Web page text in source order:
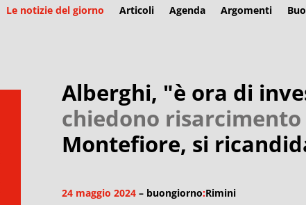
Le notizie del giorno Articoli Agenda Argomenti
Alberghi, "è ora di
chiedono
Montefiore, si
24 maggio 2024 – buongiorno:Rimini